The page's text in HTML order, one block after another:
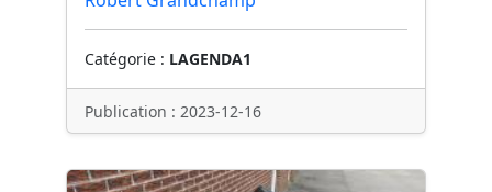
Catégorie : LAGENDA1
Publication : 2023-12-16